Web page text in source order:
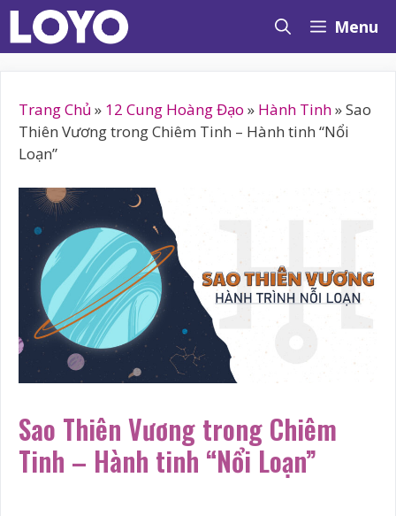
Chuyển
đến
nội
Menu
Trang Chủ » 12 Cung Hoàng Đạo » Hành Tinh»Sao
Thiên Vương trong Chiêm Tinh – Hành tinh “Nổi
Loạn”
Sao Thiên Vương trong Chiêm
Tinh – Hành tinh “Nổi Loạn”